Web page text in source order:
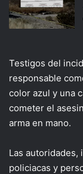
Testigos del
responsable
color azul y una
cometer el
arma en mano.
Las autoridades,
policiacas y